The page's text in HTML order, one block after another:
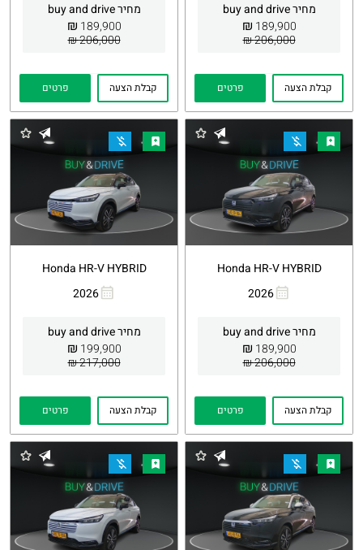
מחיר buy and drive
189,900
₪
206,000 ₪
קבלת הצעה פרטים
מחיר buy and drive
189,900
₪
206,000 ₪
קבלת הצעה פרטים
Honda HR-V HYBRID
2026
מחיר buy and drive
189,900
₪
206,000 ₪
Whatsapp
קבלת הצעה פרטים
Honda HR-V HYBRID
2026
מחיר buy and drive
199,900
₪
217,000 ₪
Whatsapp
קבלת הצעה פרטים